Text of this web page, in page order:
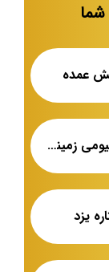
ماهان کابل امیر ۵۰*۲ آلومینیومی زمینی قیمت درب کارخانه